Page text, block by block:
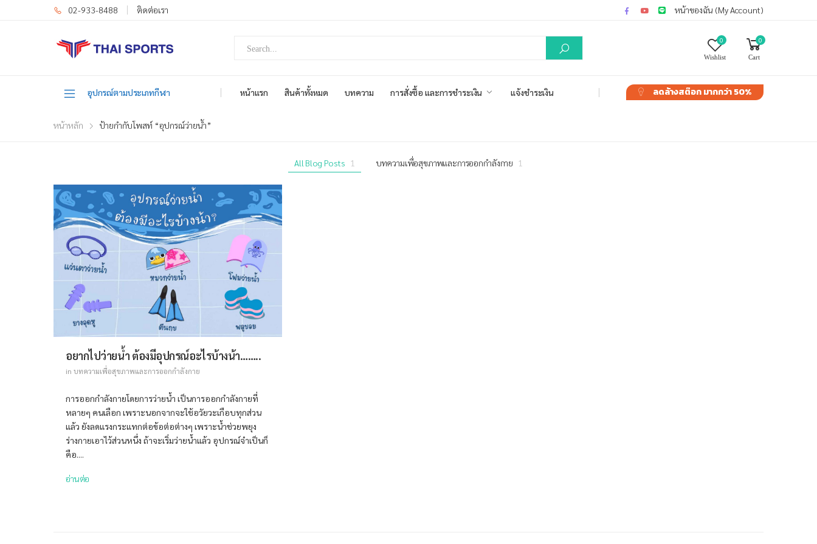
02-933-8488 ติดต่อเรา หน้าของฉัน (My Account)
0
Wishlist
0
Cart
อุปกรณ์ตามประเภทกีฬา หน้าแรก สินค้าทั้งหมด บทความ การสั่งซื้อ และการชำระเงิน แจ้งชำระเงิน ลดล้างสต๊อกมากกว่า 50%
หน้าหลัก ป้ายกำกับโพสท์ “อุปกรณ์ว่ายน้ำ”
All Blog Posts 1 บทความเพื่อสุขภาพและการออกกำลังกาย 1
อยากไปว่ายน้ำ ต้องมีอุปกรณ์อะไรบ้างน้า……..
in บทความเพื่อสุขภาพและการออกกำลังกาย
การออกกำลังกายโดยการว่ายน้ำ เป็นการออกกำลังกายที่
หลายๆ คนเลือก เพราะนอกจากจะใช้อวัยวะเกือบทุกส่วน
แล้ว ยังลดแรงกระแทกต่อข้อต่อต่างๆ เพราะน้ำช่วยพยุง
ร่างกายเอาไว้ส่วนหนึ่ง ถ้าจะเริ่มว่ายน้ำแล้ว อุปกรณ์จำเป็นก็
คือ....
อ่านต่อ